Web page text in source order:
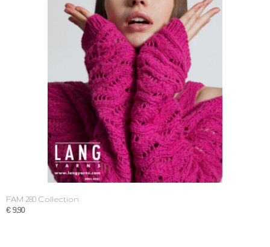
FAM 280 Collection
€ 9,90